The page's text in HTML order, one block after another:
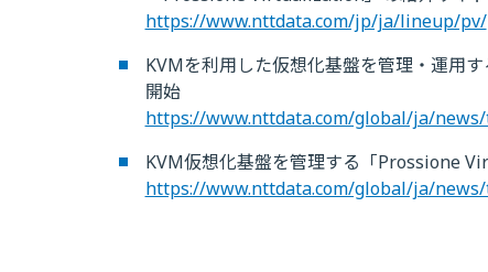
https://www.nttdata.com/jp/ja/lineup/pv/
KVMを利用した仮想化基盤を管理・運用
開始
https://www.nttdata.com/global/ja/
KVM仮想化基盤を管理する「Prossione
https://www.nttdata.com/global/ja/